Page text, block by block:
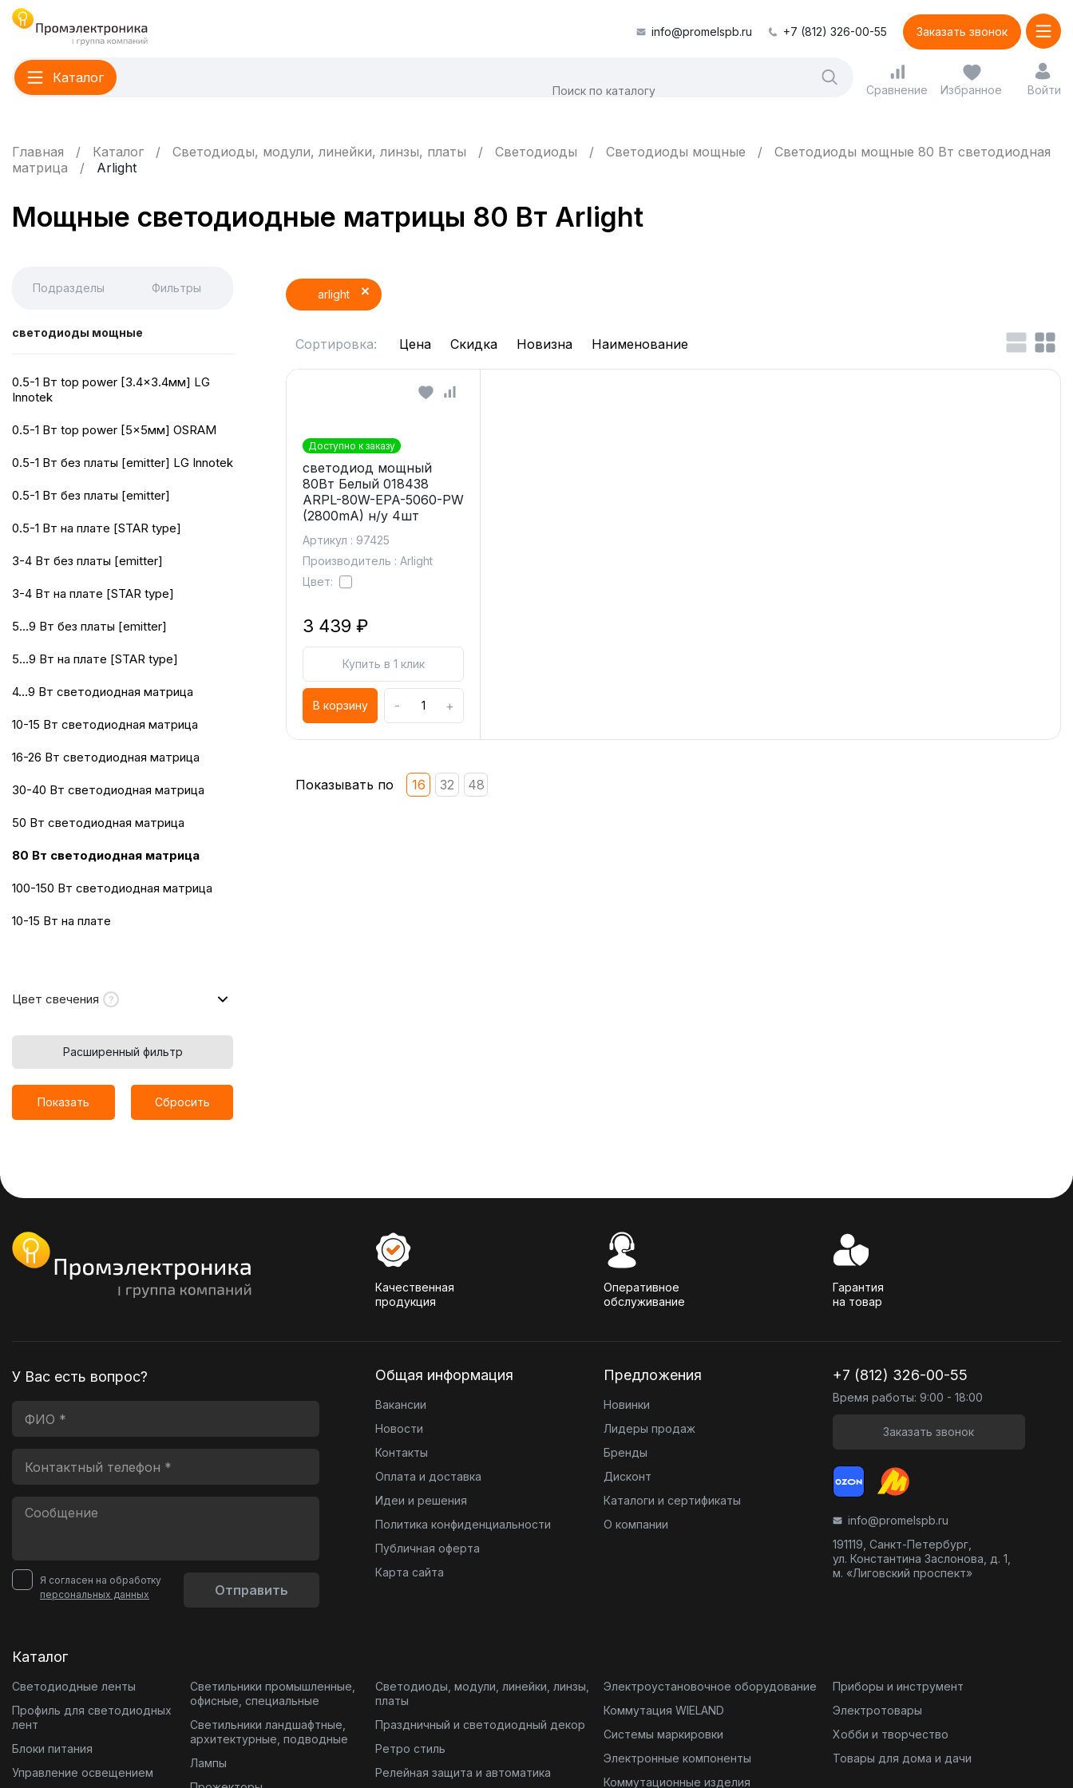
info@promelspb.ru +7 (812) 326-00-55 Заказать звонок
Каталог
Сравнение Избранное Войти
Главная Каталог Светодиоды, модули, линейки, линзы, платы Светодиоды Светодиоды мощные
Светодиоды мощные 80 Вт светодиодная
матрица
Arlight
Мощные светодиодные матрицы 80 Вт Arlight
Подразделы Фильтры
светодиоды мощные
0.5-1 Вт top power [3.4x3.4мм] LG
Innotek
0.5-1 Вт top power [5x5мм] OSRAM
0.5-1 Вт без платы [emitter] LG Innotek
0.5-1 Вт без платы [emitter]
0.5-1 Вт на плате [STAR type]
3-4 Вт без платы [emitter]
3-4 Вт на плате [STAR type]
5...9 Вт без платы [emitter]
5...9 Вт на плате [STAR type]
4...9 Вт светодиодная матрица
10-15 Вт светодиодная матрица
16-26 Вт светодиодная матрица
30-40 Вт светодиодная матрица
50 Вт светодиодная матрица
80 Вт светодиодная матрица
100-150 Вт светодиодная матрица
10-15 Вт на плате
Цвет свечения
Расширенный фильтр
Показать Сбросить
arlight
Сортировка: Цена Скидка Новизна Наименование
Доступно к заказу
светодиод мощный
80Вт Белый 018438
ARPL-80W-EPA-5060-PW
(2800mA) н/у 4шт
Артикул : 97425
Производитель : Arlight
Цвет:
3 439 ₽
Купить в 1 клик
В корзину - +
Показывать по 16 32 48
Качественная
продукция
Оперативное
обслуживание
Гарантия
на товар
У Вас есть вопрос?
Я согласен на обработку
персональных данных
Отправить
Общая информация
Вакансии
Новости
Контакты
Оплата и доставка
Идеи и решения
Политика конфиденциальности
Публичная оферта
Карта сайта
Предложения
Новинки
Лидеры продаж
Бренды
Дисконт
Каталоги и сертификаты
О компании
+7 (812) 326-00-55
Время работы: 9:00 - 18:00
Заказать звонок
info@promelspb.ru
191119, Санкт-Петербург,
ул. Константина Заслонова, д. 1,
м. «Лиговский проспект»
Каталог
Светодиодные ленты
Профиль для светодиодных
лент
Блоки питания
Управление освещением
Светильники промышленные,
офисные, специальные
Светильники ландшафтные,
архитектурные, подводные
Лампы
Светодиоды, модули, линейки, линзы,
платы
Праздничный и светодиодный декор
Ретро стиль
Релейная защита и автоматика
Электроустановочное оборудование
Коммутация WIELAND
Системы маркировки
Электронные компоненты
Коммутационные изделия
Приборы и инструмент
Электротовары
Хобби и творчество
Товары для дома и дачи